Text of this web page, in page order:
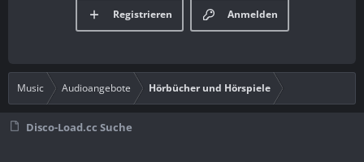
Anmelden
Registrieren
Music Audioangebote Hörbücher und Hörspiele
Disco-Load.cc Suche